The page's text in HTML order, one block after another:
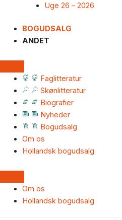
Uge 26 – 2026
BOGUDSALG
ANDET
Faglitteratur
Skønlitteratur
Biografier
Nyheder
Bogudsalg
Om os
Hollandsk bogudsalg
Om os
Hollandsk bogudsalg